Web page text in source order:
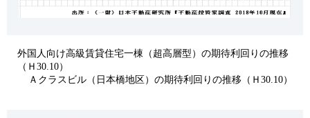
外国人向け高級賃貸住宅一棟（超高層型）の期待利回りの推移
（Ｈ30.10）
Ａクラスビル（日本橋地区）の期待利回りの推移（Ｈ30.10）